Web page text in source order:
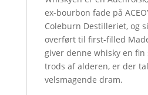
ex-bourbon fade på
Coleburn Destilleriet, og
overført til first-filled
giver denne whisky en fin
trods af alderen, er der
velsmagende dram.